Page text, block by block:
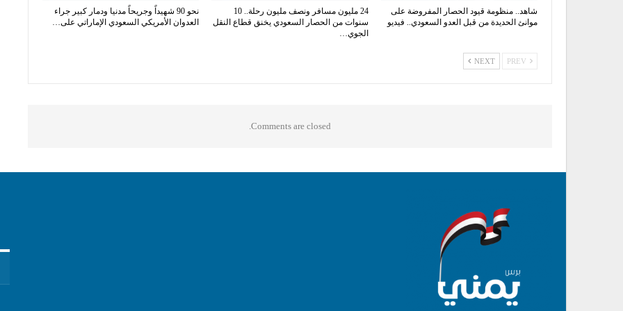
شاهد.. منظومة قيود الحصار المفروضة على
موانئ الحديدة من قبل العدو السعودي.. فيديو
24 مليون مسافر ونصف مليون رحلة.. 10
سنوات من الحصار السعودي يخنق قطاع النقل
الجوي…
نحو 90 شهيداً وجريحاً مدنيا ودمار كبير جراء
العدوان الأمريكي السعودي الإماراتي على…
NEXT
Comments are closed.